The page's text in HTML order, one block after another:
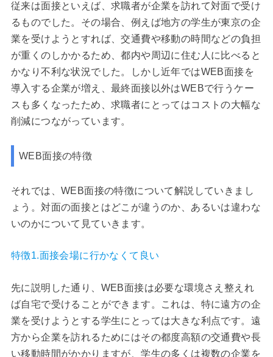
従来は面接といえば、求職者が企業を訪れて対面で受け
るものでした。その場合、例えば地方の学生が東京の企
業を受けようとすれば、交通費や移動の時間などの負担
が重くのしかかるため、都内や周辺に住む人に比べると
かなり不利な状況でした。しかし近年ではWEB面接を
導入する企業が増え、最終面接以外はWEBで行うケー
スも多くなったため、求職者にとってはコストの大幅な
削減につながっています。
WEB面接の特徴
それでは、WEB面接の特徴について解説していきまし
ょう。対面の面接とはどこが違うのか、あるいは違わな
いのかについて見ていきます。
特徴1.面接会場に行かなくて良い
先に説明した通り、WEB面接は必要な環境さえ整えれ
ば自宅で受けることができます。これは、特に遠方の企
業を受けようとする学生にとっては大きな利点です。遠
方から企業を訪れるためにはその都度高額の交通費や長
い移動時間がかかりますが、学生の多くは複数の企業を